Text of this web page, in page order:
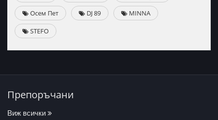
Осем Пет DJ 89 MINNA
STEFO
Препоръчани
Виж всички